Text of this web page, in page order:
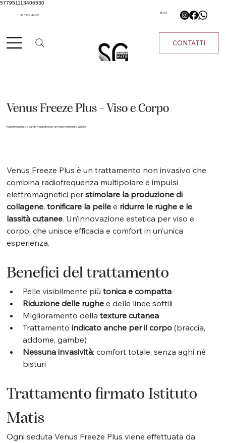
577951113406530
+39 0324 46030
BLOG
CONTATTI
Venus Freeze Plus - Viso e Corpo
Radiofrequenza e campi magnetici per un ringiovanimento visibile
Venus Freeze Plus è un trattamento non invasivo che
combina radiofrequenza multipolare e impulsi
elettromagnetici per stimolare la produzione di
collagene, tonificare la pelle e ridurre le rughe e le
lassità cutanee. Un’innovazione estetica per viso e
corpo, che unisce efficacia e comfort in un’unica
esperienza.
Benefici del trattamento
Pelle visibilmente più tonica e compatta
Riduzione delle rughe e delle linee sottili
Miglioramento della texture cutanea
Trattamento indicato anche per il corpo (braccia,
addome, gambe)
Nessuna invasività: comfort totale, senza aghi né
bisturi
Trattamento firmato Istituto
Matis
Ogni seduta Venus Freeze Plus viene effettuata da